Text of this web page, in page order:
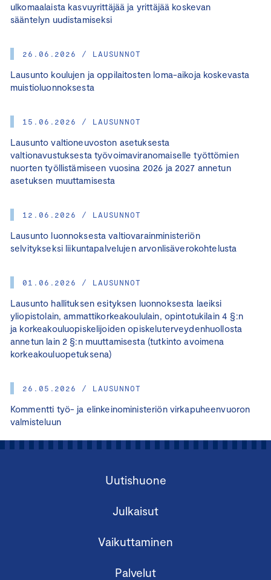
ulkomaalaista kasvuyrittäjää ja yrittäjää koskevan
sääntelyn uudistamiseksi
26.06.2026 / LAUSUNNOT
Lausunto koulujen ja oppilaitosten loma-aikoja koskevasta
muistioluonnoksesta
15.06.2026 / LAUSUNNOT
Lausunto valtioneuvoston asetuksesta
valtionavustuksesta työvoimaviranomaiselle työttömien
nuorten työllistämiseen vuosina 2026 ja 2027 annetun
asetuksen muuttamisesta
12.06.2026 / LAUSUNNOT
Lausunto luonnoksesta valtiovarainministeriön
selvitykseksi liikuntapalvelujen arvonlisäverokohtelusta
01.06.2026 / LAUSUNNOT
Lausunto hallituksen esityksen luonnoksesta laeiksi
yliopistolain, ammattikorkeakoululain, opintotukilain 4 §:n
ja korkeakouluopiskelijoiden opiskeluterveydenhuollosta
annetun lain 2 §:n muuttamisesta (tutkinto avoimena
korkeakouluopetuksena)
26.05.2026 / LAUSUNNOT
Kommentti työ- ja elinkeinoministeriön virkapuheenvuoron
valmisteluun
Uutishuone
Julkaisut
Vaikuttaminen
Palvelut